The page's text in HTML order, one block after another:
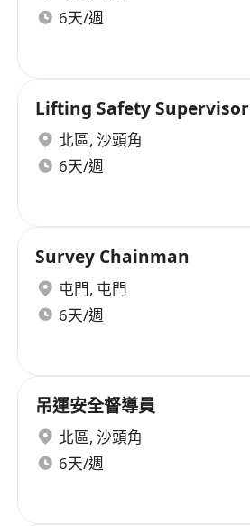
6天/週
Lifting Safety Supervisor
北區, 沙頭角
6天/週
Survey Chainman
屯門, 屯門
6天/週
吊運安全督導員
北區, 沙頭角
6天/週